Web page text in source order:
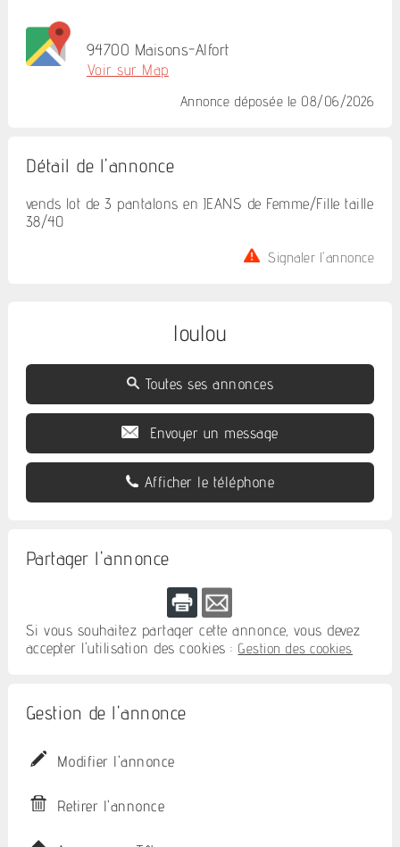
94700 Maisons-Alfort
Voir sur Map
Annonce déposée le 08/06/2026
Détail de l'annonce
vends lot de 3 pantalons en JEANS de Femme/Fille taille
38/40
Signaler l'annonce
loulou
Toutes ses annonces
Envoyer un message
Afficher le téléphone
Partager l'annonce
Si vous souhaitez partager cette annonce, vous devez
accepter l'utilisation des cookies : Gestion des cookies
Gestion de l'annonce
Modifier l'annonce
Retirer l'annonce